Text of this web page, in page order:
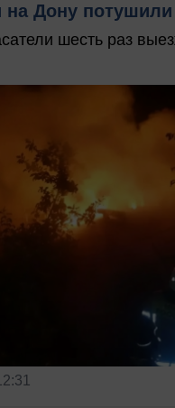
на Дону
шесть раз